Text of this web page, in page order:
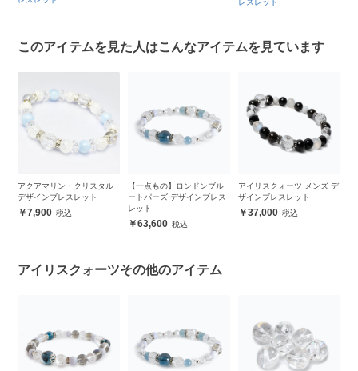
レスレット
このアイテムを見た人はこんなアイテムを見ています
アクアマリン・クリスタル
デザインブレスレット
7,900
【一点もの】ロンドンブル
ートパーズ デザインブレス
レット
63,600
アイリスクォーツ メンズ デ
ザインブレスレット
37,000
アイリスクォーツその他のアイテム